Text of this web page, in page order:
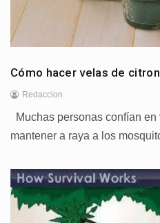
Cómo hacer velas de
Redaccion
Muchas personas confían
mantener a raya a los